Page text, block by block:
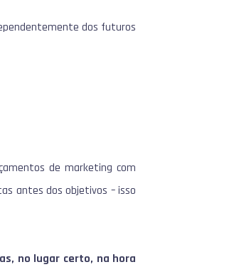
dos futuros
de marketing com
antes dos objetivos – isso
no lugar certo, na hora